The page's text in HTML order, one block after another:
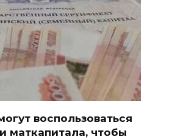
воспользоваться
маткапитала, чтобы